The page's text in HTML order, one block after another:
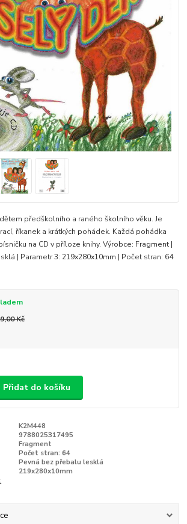
dětem předškolního a raného školního věku. Je
říkanek a krátkých pohádek. Každá pohádka
na CD v příloze knihy. Výrobce: Fragment |
| Parametr 3: 219x280x10mm | Počet stran: 64
Kč
Přidat do košíku
K2M448
9788025317495
Fragment
Počet stran: 64
Pevná bez přebalu lesklá
219x280x10mm